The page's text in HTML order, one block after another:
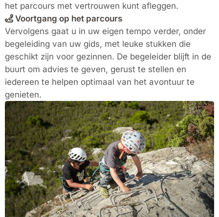
het parcours met vertrouwen kunt afleggen.
Voortgang op het parcours
Vervolgens gaat u in uw eigen tempo verder, onder
begeleiding van uw gids, met leuke stukken die
geschikt zijn voor gezinnen. De begeleider blijft in de
buurt om advies te geven, gerust te stellen en
iedereen te helpen optimaal van het avontuur te
genieten.